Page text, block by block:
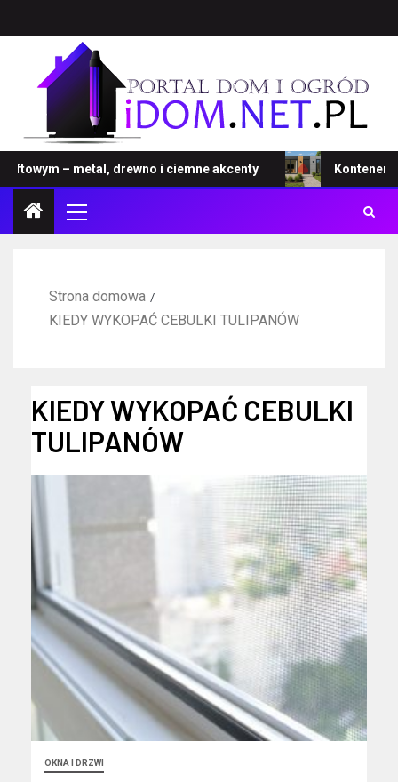
– metal, drewno i ciemne akcenty Kontener –
Strona domowa
KIEDY WYKOPAĆ CEBULKI TULIPANÓW
KIEDY WYKOPAĆ CEBULKI
TULIPANÓW
OKNA I DRZWI